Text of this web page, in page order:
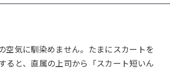
空気に馴染めません。たまにスカートを
ると、直属の上司から「スカート短いん